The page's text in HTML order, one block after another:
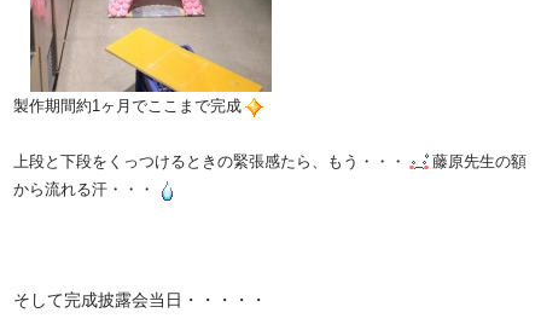
製作期間約1ヶ月でここまで完成
上段と下段をくっつけるときの緊張感たら、もう・・・
藤原先生の額
から流れる汗・・・
そして完成披露会当日・・・・・